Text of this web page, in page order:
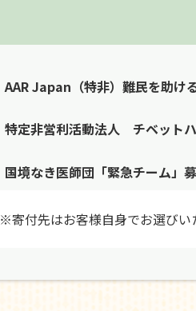
AAR Japan（特非）難民を助け
特定非営利活動法人 チベット
国境なき医師団「緊急チーム」
※寄付先はお客様自身でお選びい